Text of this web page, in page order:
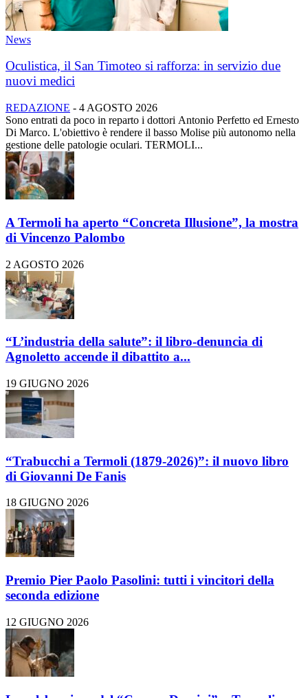
News
Oculistica, il San Timoteo si rafforza: in servizio due
nuovi medici
REDAZIONE - 4 AGOSTO 2026
Sono entrati da poco in reparto i dottori Antonio Perfetto ed Ernesto
Di Marco. L'obiettivo è rendere il basso Molise più autonomo nella
gestione delle patologie oculari. TERMOLI...
A Termoli ha aperto “Concreta Illusione”, la mostra
di Vincenzo Palombo
2 AGOSTO 2026
“L’industria della salute”: il libro-denuncia di
Agnoletto accende il dibattito a...
19 GIUGNO 2026
“Trabucchi a Termoli (1879-2026)”: il nuovo libro
di Giovanni De Fanis
18 GIUGNO 2026
Premio Pier Paolo Pasolini: tutti i vincitori della
seconda edizione
12 GIUGNO 2026